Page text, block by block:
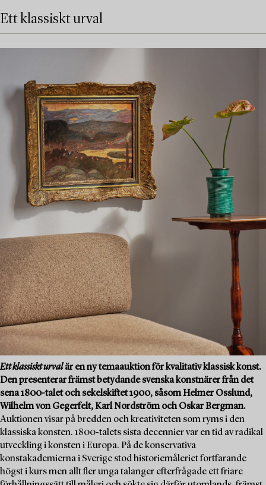
Ett klassiskt urval
Ett klassiskt urvalär en ny temaauktion för kvalitativ klassisk konst.
Den presenterar främst betydande svenska konstnärer från det
sena 1800-talet och sekelskiftet 1900, såsom Helmer Osslund,
Wilhelm von Gegerfelt, Karl Nordström och Oskar Bergman.
Auktionen visar på bredden och kreativiteten som ryms i den
klassiska konsten. 1800-talets sista decennier var en tid av radikal
utveckling i konsten i Europa. På de konservativa
konstakademierna i Sverige stod historiemåleriet fortfarande
högst i kurs men allt fler unga talanger efterfrågade ett friare